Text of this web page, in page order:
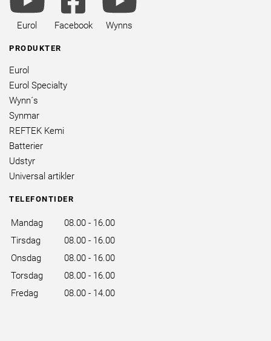
brands
Eurol
square
brands
Facebook
Wynns
PRODUKTER
Eurol
Eurol Specialty
Wynn´s
Synmar
REFTEK Kemi
Batterier
Udstyr
Universal artikler
TELEFONTIDER
Mandag
08.00 - 16.00
Tirsdag
08.00 - 16.00
Onsdag
08.00 - 16.00
Torsdag
08.00 - 16.00
Fredag
08.00 - 14.00